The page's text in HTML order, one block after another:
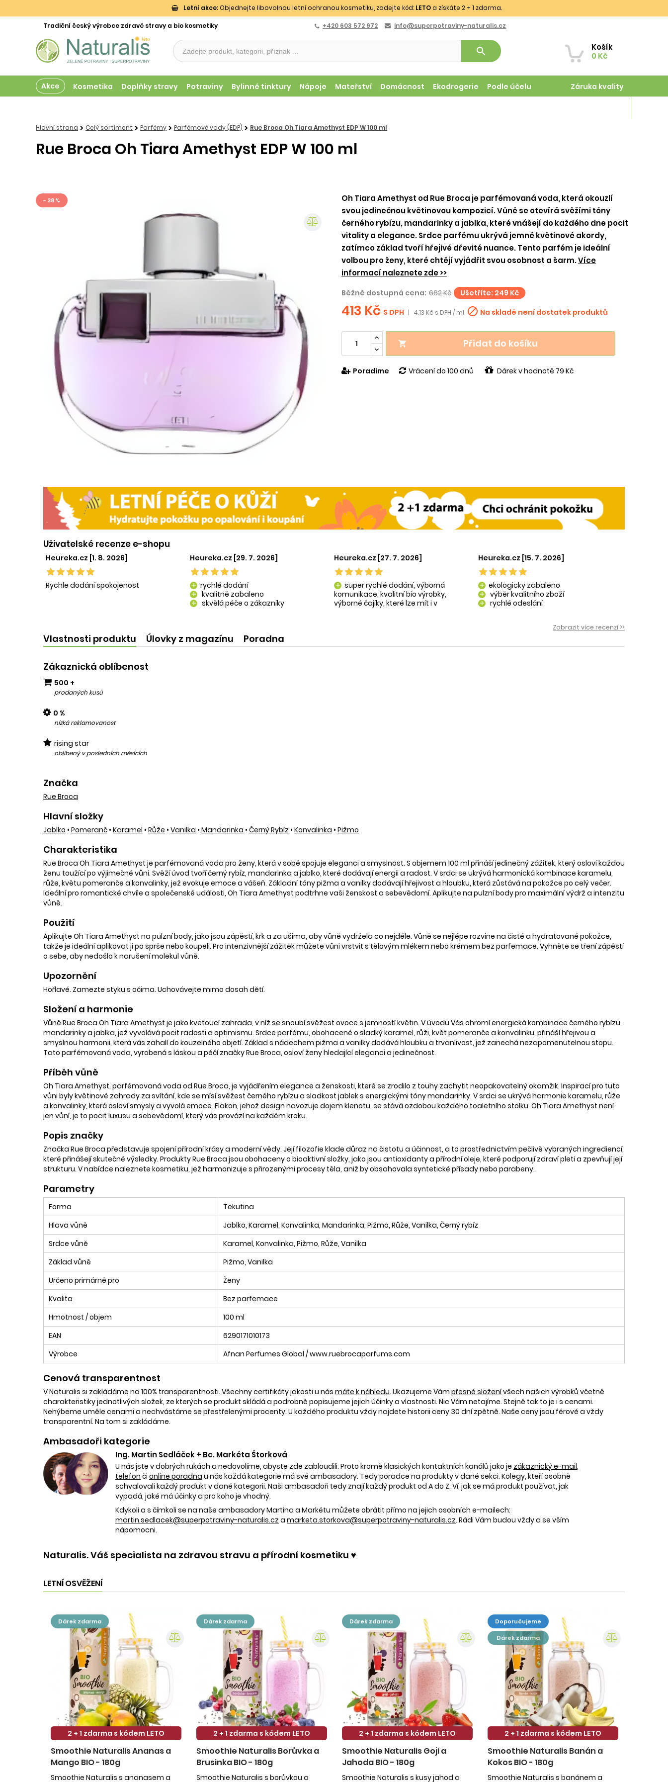
Letní akce:Objednejte libovolnou letní ochranou kosmetiku, zadejte kód: LETOa získáte 2 + 1 zdarma.
Tradiční český výrobce zdravé stravy a bio kosmetiky +420 603 572 972 info@superpotraviny-naturalis.cz
Košík
0 Kč
search
Akce Kosmetika Doplňky stravy Potraviny Bylinné tinktury Nápoje Mateřství Domácnost Ekodrogerie Podle účelu Záruka kvality
Hlavní strana Celý sortiment Parfémy Parfémové vody (EDP) Rue Broca Oh Tiara Amethyst EDP W 100 ml
Rue Broca Oh Tiara Amethyst EDP W 100 ml
- 38 %
Oh Tiara Amethyst od Rue Broca je parfémovaná voda, která okouzlí
svou jedinečnou květinovou kompozicí. Vůně se otevírá svěžími tóny
černého rybízu, mandarinky a jablka, které vnášejí do každého dne pocit
vitality a elegance. Srdce parfému ukrývá jemné květinové akordy,
zatímco základ tvoří hřejivé dřevité nuance. Tento parfém je ideální
volbou pro ženy, které chtějí vyjádřit svou osobnost a šarm.Více
informací naleznete zde >>
Běžně dostupná cena: 662 Kč Ušetříte: 249 Kč
413 Kč S DPH | 4.13 Kč s DPH / ml  Na skladě není dostatek produktů
 Přidat do košíku
Poradíme Vrácení do 100 dnů Dárek v hodnotě 79 Kč
Uživatelské recenze e-shopu
Heureka.cz [1. 8. 2026]
Rychle dodání spokojenost
Heureka.cz [29. 7. 2026]
add rychlé dodání
add kvalitně zabaleno
add skvělá péče o zákazníky
Heureka.cz [27. 7. 2026]
add super rychlé dodání, výborná
komunikace, kvalitní bio výrobky,
výborné čajíky, které lze mít i v
Heureka.cz [15. 7. 2026]
add ekologicky zabaleno
add výběr kvalitního zboží
add rychlé odeslání
Zobrazit více recenzí >>
Vlastnosti produktu Úlovky z magazínu Poradna
Zákaznická oblíbenost
500 +
prodaných kusů
0 %
nízká reklamovanost
rising star
oblíbený v posledních měsících
Značka
Rue Broca
Hlavní složky
Jablko • Pomeranč • Karamel • Růže • Vanilka • Mandarinka • Černý Rybíz • Konvalinka • Pižmo
Charakteristika
Rue Broca Oh Tiara Amethyst je parfémovaná voda pro ženy, která v sobě spojuje eleganci a smyslnost. S objemem 100 ml přináší jedinečný zážitek, který osloví každou
ženu toužící po výjimečné vůni. Svěží úvod tvoří černý rybíz, mandarinka a jablko, které dodávají energii a radost. V srdci se ukrývá harmonická kombinace karamelu,
růže, květu pomeranče a konvalinky, jež evokuje emoce a vášeň. Základní tóny pižma a vanilky dodávají hřejivost a hloubku, která zůstává na pokožce po celý večer.
Ideální pro romantické chvíle a společenské události, Oh Tiara Amethyst podtrhne vaši ženskost a sebevědomí. Aplikujte na pulzní body pro maximální výdrž a intenzitu
vůně.
Použití
Aplikujte Oh Tiara Amethyst na pulzní body, jako jsou zápěstí, krk a za ušima, aby vůně vydržela co nejdéle. Vůně se nejlépe rozvine na čisté a hydratované pokožce,
takže je ideální aplikovat ji po sprše nebo koupeli. Pro intenzivnější zážitek můžete vůni vrstvit s tělovým mlékem nebo krémem bez parfemace. Vyhněte se tření zápěstí
o sebe, aby nedošlo k narušení molekul vůně.
Upozornění
Hořlavé. Zamezte styku s očima. Uchovávejte mimo dosah dětí.
Složení a harmonie
Vůně Rue Broca Oh Tiara Amethyst je jako kvetoucí zahrada, v níž se snoubí svěžest ovoce s jemností květin. V úvodu Vás ohromí energická kombinace černého rybízu,
mandarinky a jablka, jež vyvolává pocit radosti a optimismu. Srdce parfému, obohacené o sladký karamel, růži, květ pomeranče a konvalinku, přináší hřejivou a
smyslnou harmonii, která vás zahalí do kouzelného objetí. Základ s nádechem pižma a vanilky dodává hloubku a trvanlivost, jež zanechá nezapomenutelnou stopu.
Tato parfémovaná voda, vyrobená s láskou a péčí značky Rue Broca, osloví ženy hledající eleganci a jedinečnost.
Příběh vůně
Oh Tiara Amethyst, parfémovaná voda od Rue Broca, je vyjádřením elegance a ženskosti, které se zrodilo z touhy zachytit neopakovatelný okamžik. Inspirací pro tuto
vůni byly květinové zahrady za svítání, kde se mísí svěžest černého rybízu a sladkost jablek s energickými tóny mandarinky. V srdci se ukrývá harmonie karamelu, růže
a konvalinky, která osloví smysly a vyvolá emoce. Flakon, jehož design navozuje dojem klenotu, se stává ozdobou každého toaletního stolku. Oh Tiara Amethyst není
jen vůní, je to pocit luxusu a sebevědomí, který vás provází na každém kroku.
Popis značky
Značka Rue Broca představuje spojení přírodní krásy a moderní vědy. Její filozofie klade důraz na čistotu a účinnost, a to prostřednictvím pečlivě vybraných ingrediencí,
které přinášejí skutečné výsledky. Produkty Rue Broca jsou obohaceny o bioaktivní složky, jako jsou antioxidanty a přírodní oleje, které podporují zdraví pleti a zpevňují její
strukturu. V nabídce naleznete kosmetiku, jež harmonizuje s přirozenými procesy těla, aniž by obsahovala syntetické přísady nebo parabeny.
Parametry
Forma
Tekutina
Hlava vůně
Jablko, Karamel, Konvalinka, Mandarinka, Pižmo, Růže, Vanilka, Černý rybíz
Srdce vůně
Karamel, Konvalinka, Pižmo, Růže, Vanilka
Základ vůně
Pižmo, Vanilka
Určeno primárně pro
Ženy
Kvalita
Bez parfemace
Hmotnost / objem
100 ml
EAN
6290171010173
Výrobce
Afnan Perfumes Global / www.ruebrocaparfums.com
Cenová transparentnost
V Naturalis si zakládáme na 100% transparentnosti. Všechny certifikáty jakosti u nás máte k náhledu. Ukazujeme Vám přesné složenívšech našich výrobků včetně
charakteristiky jednotlivých složek, ze kterých se produkt skládá a podrobně popisujeme jejich účinky a vlastnosti. Nic Vám netajíme. Stejně tak to je i s cenami.
Nehýbeme uměle cenami a nechvástáme se přestřelenými procenty. U každého produktu vždy najdete historii ceny 30 dní zpětně. Naše ceny jsou férové a vždy
transparentní. Na tom si zakládáme.
Ambasadoři kategorie
Ing. Martin Sedláček + Bc. Markéta Štorková
U nás jste v dobrých rukách a nedovolíme, abyste zde zabloudili. Proto kromě klasických kontaktních kanálů jako je zákaznický e-mail,
telefon či online poradna u nás každá kategorie má své ambasadory. Tedy poradce na produkty v dané sekci. Kolegy, kteří osobně
schvalovali každý produkt v dané kategorii. Naši ambasadoři tedy znají každý produkt od A do Z. Ví, jak se má produkt používat, jak
vypadá, jaké má účinky a pro koho je vhodný.
Kdykoli a s čímkoli se na naše ambasadory Martina a Markétu můžete obrátit přímo na jejich osobních e-mailech:
martin.sedlacek@superpotraviny-naturalis.cz a marketa.storkova@superpotraviny-naturalis.cz. Rádi Vám budou vždy a se vším
nápomocni.
Naturalis. Váš specialista na zdravou stravu a přírodní kosmetiku ♥️
LETNÍ OSVĚŽENÍ
dárek zdarma
2 + 1 zdarma s kódem LETO
Smoothie Naturalis Ananas a
Mango BIO - 180g
Smoothie Naturalis s ananasem a
dárek zdarma
2 + 1 zdarma s kódem LETO
Smoothie Naturalis Borůvka a
Brusinka BIO - 180g
Smoothie Naturalis s borůvkou a
dárek zdarma
2 + 1 zdarma s kódem LETO
Smoothie Naturalis Goji a
Jahoda BIO - 180g
Smoothie Naturalis s kusy jahod a
doporučujeme
dárek zdarma
2 + 1 zdarma s kódem LETO
Smoothie Naturalis Banán a
Kokos BIO - 180g
Smoothie Naturalis s banánem a